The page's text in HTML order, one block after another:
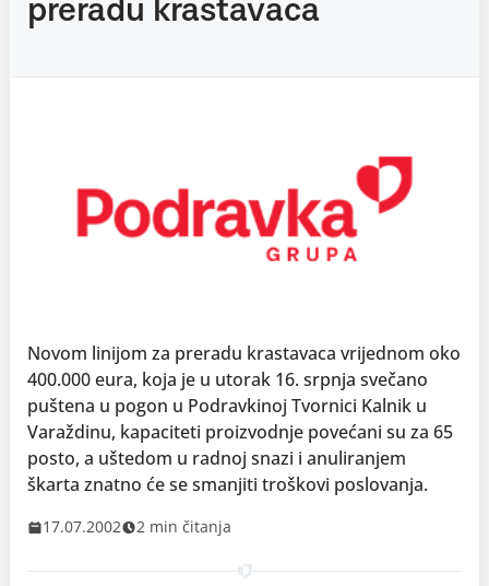
preradu krastavaca
Novom linijom za preradu krastavaca vrijednom oko
400.000 eura, koja je u utorak 16. srpnja svečano
puštena u pogon u Podravkinoj Tvornici Kalnik u
Varaždinu, kapaciteti proizvodnje povećani su za 65
posto, a uštedom u radnoj snazi i anuliranjem
škarta znatno će se smanjiti troškovi poslovanja.
17.07.2002 2 min čitanja